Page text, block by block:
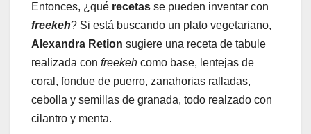
Entonces, ¿qué recetas se pueden inventar con
freekeh? Si está buscando un plato vegetariano,
Alexandra Retion sugiere una receta de tabule
realizada con freekeh como base, lentejas de
coral, fondue de puerro, zanahorias ralladas,
cebolla y semillas de granada, todo realzado con
cilantro y menta.